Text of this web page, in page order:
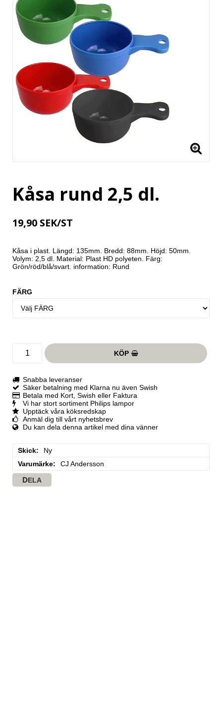
Kåsa rund 2,5 dl.
19,90 SEK/ST
Kåsa i plast. Längd: 135mm. Bredd: 88mm. Höjd: 50mm.
Volym: 2,5 dl. Material: Plast HD polyeten. Färg:
Grön/röd/blå/svart. information: Rund
FÄRG
KÖP
Snabba leveranser
Säker betalning med Klarna nu även Swish
Betala med Kort, Swish eller Faktura
Vi har stort sortiment Philips lampor
Upptäck våra köksredskap
Anmäl dig till vårt nyhetsbrev
Du kan dela denna artikel med dina vänner
Skick
Ny
Varumärke
CJ Andersson
DELA